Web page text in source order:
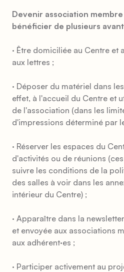
Devenir association
bénéficier de plusieurs
· Être domiciliée au Centre et
aux lettres ;
· Déposer du matériel dans
effet, à l'accueil du Centre et
de l'association (dans les
d'impressions déterminé par
· Réserver les espaces du
d'activités ou de réunions (
suivre les conditions de la
des salles à voir dans les
intérieur du Centre) ;
· Apparaître dans la
et envoyée aux associations
aux adhérent·es ;
· Participer activement au